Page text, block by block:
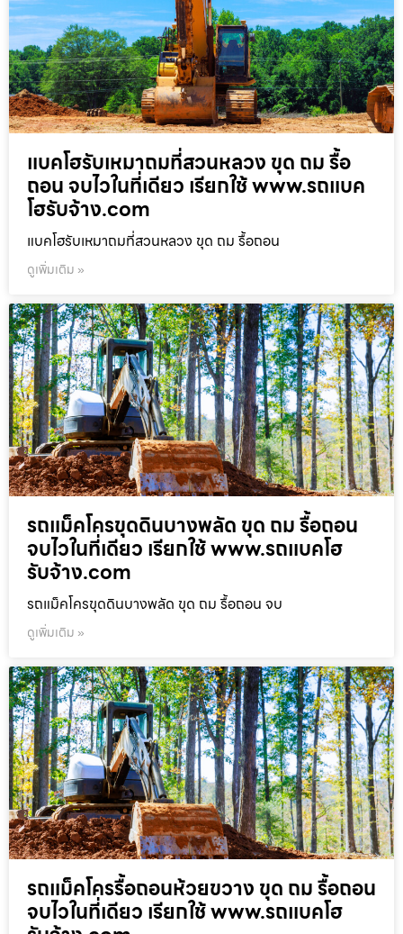
แบคโฮรับเหมาถมที่สวนหลวง ขุด ถม รื้อ
ถอน จบไวในที่เดียว เรียกใช้ www.รถแบค
โฮรับจ้าง.com
แบคโฮรับเหมาถมที่สวนหลวง ขุด ถม รื้อถอน
ดูเพิ่มเติม »
รถแม็คโครขุดดินบางพลัด ขุด ถม รื้อถอน
จบไวในที่เดียว เรียกใช้ www.รถแบคโฮ
รับจ้าง.com
รถแม็คโครขุดดินบางพลัด ขุด ถม รื้อถอน จบ
ดูเพิ่มเติม »
รถแม็คโครรื้อถอนห้วยขวาง ขุด ถม รื้อถอน
จบไวในที่เดียว เรียกใช้ www.รถแบคโฮ